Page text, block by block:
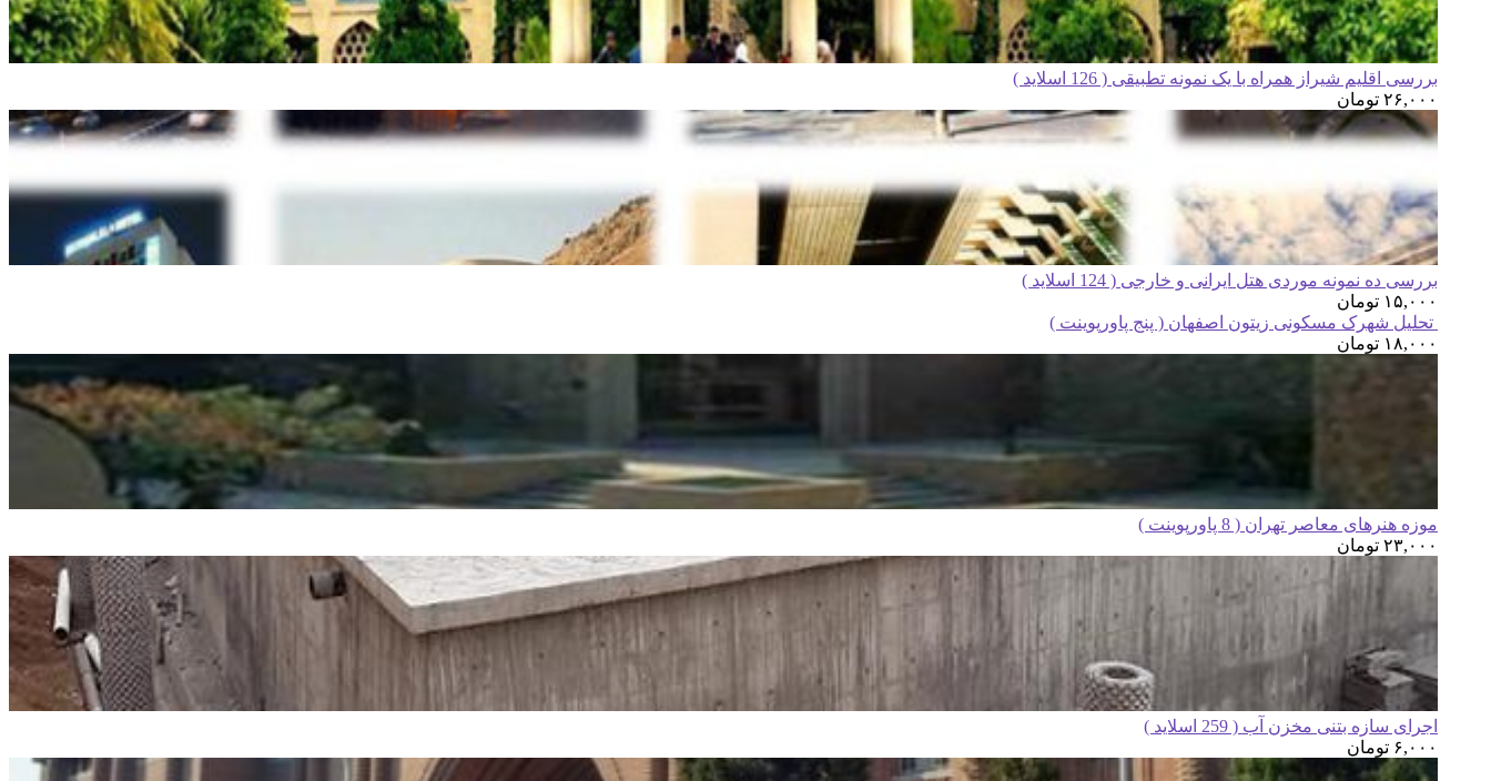
بررسی اقلیم شیراز همراه با یک نمونه تطبیقی ( 126 اسلاید )
۲۶,۰۰۰ تومان
بررسی ده نمونه موردی هتل ایرانی و خارجی ( 124 اسلاید )
۱۵,۰۰۰ تومان
تحلیل شهرک مسکونی زیتون اصفهان ( پنج پاورپوینت )
۱۸,۰۰۰ تومان
موزه هنرهای معاصر تهران ( 8 پاورپوینت )
۲۳,۰۰۰ تومان
اجرای سازه بتنی مخزن آب ( 259 اسلاید )
۶,۰۰۰ تومان